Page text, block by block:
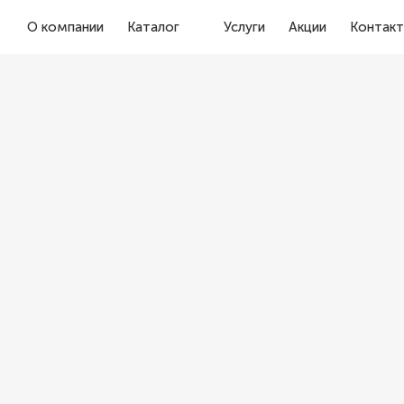
О компании Каталог Услуги Акции